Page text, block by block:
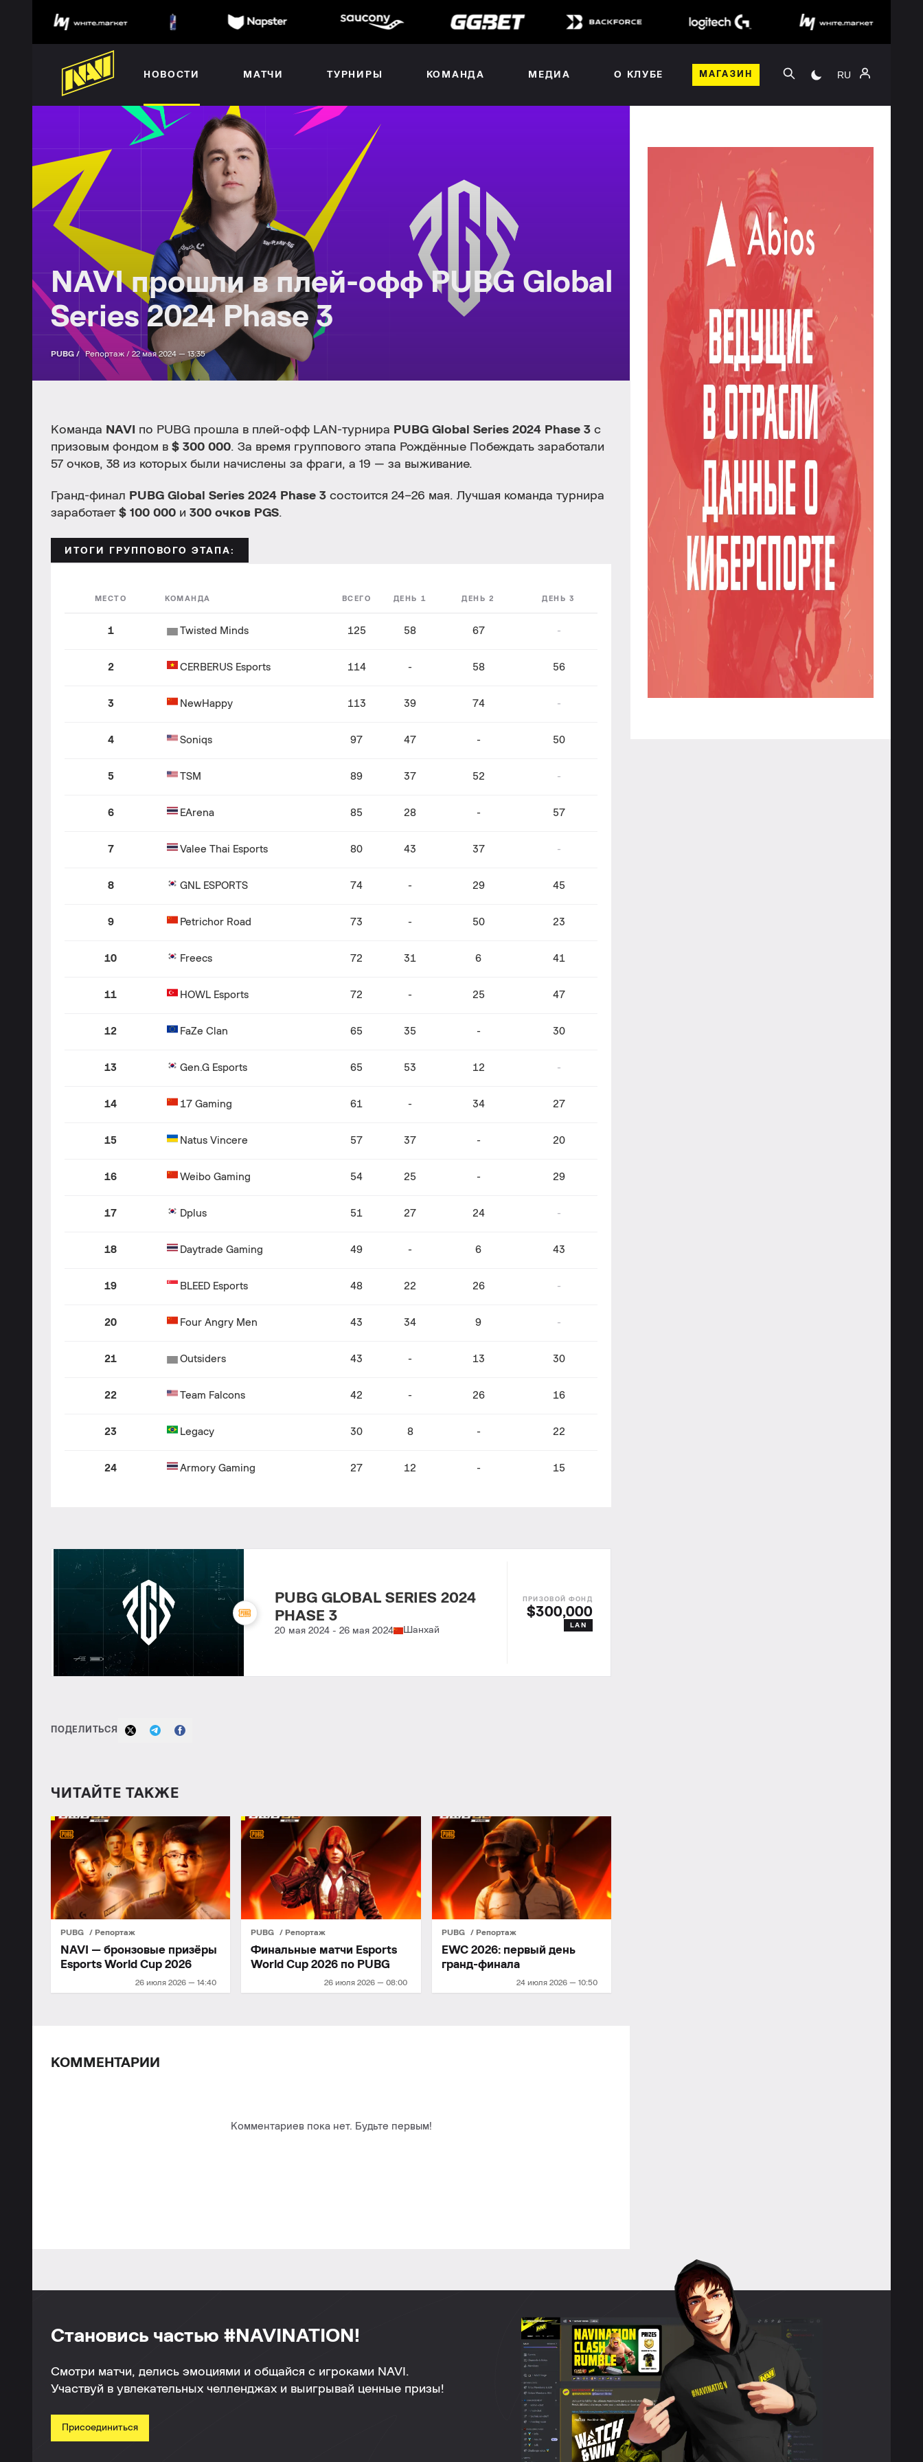
НОВОСТИ МАТЧИ ТУРНИРЫ КОМАНДА МЕДИА О КЛУБЕ МАГАЗИН RU
NAVI прошли в плей-офф PUBG Global
Series 2024 Phase 3
PUBG / Репортаж / 22 мая 2024 — 13:35
Команда NAVI по PUBG прошла в плей-офф LAN-турнира PUBG Global Series 2024 Phase 3 с
призовым фондом в $ 300 000. За время группового этапа Рождённые Побеждать заработали
57 очков, 38 из которых были начислены за фраги, а 19 — за выживание.
Гранд-финал PUBG Global Series 2024 Phase 3 состоится 24–26 мая. Лучшая команда турнира
заработает $ 100 000 и 300 очков PGS.
ИТОГИ ГРУППОВОГО ЭТАПА:
МЕСТО КОМАНДА ВСЕГО ДЕНЬ 1 ДЕНЬ 2 ДЕНЬ 3
1 Twisted Minds 125 58 67 -
2 CERBERUS Esports 114 - 58 56
3 NewHappy 113 39 74 -
4 Soniqs 97 47 - 50
5 TSM 89 37 52 -
6 EArena 85 28 - 57
7 Valee Thai Esports 80 43 37 -
8 GNL ESPORTS 74 - 29 45
9 Petrichor Road 73 - 50 23
10 Freecs 72 31 6 41
11 HOWL Esports 72 - 25 47
12 FaZe Clan 65 35 - 30
13 Gen.G Esports 65 53 12 -
14 17 Gaming 61 - 34 27
15 Natus Vincere 57 37 - 20
16 Weibo Gaming 54 25 - 29
17 Dplus 51 27 24 -
18 Daytrade Gaming 49 - 6 43
19 BLEED Esports 48 22 26 -
20 Four Angry Men 43 34 9 -
21 Outsiders 43 - 13 30
22 Team Falcons 42 - 26 16
23 Legacy 30 8 - 22
24 Armory Gaming 27 12 - 15
PUBG GLOBAL SERIES 2024
PHASE 3
20 мая 2024- 26 мая 2024 Шанхай
$300,000
LAN
ПОДЕЛИТЬСЯ
ЧИТАЙТЕ ТАКЖЕ
PUBG Репортаж
26 июля 2026 — 14:40
NAVI — бронзовые призёры
Esports World Cup 2026
PUBG Репортаж
26 июля 2026 — 08:00
Финальные матчи Esports
World Cup 2026 по PUBG
PUBG Репортаж
24 июля 2026 — 10:50
EWC 2026: первый день
гранд-финала
КОММЕНТАРИИ
Комментариев пока нет. Будьте первым!
Становись частью #NAVINATION!
Смотри матчи, делись эмоциями и общайся с игроками NAVI.
Участвуй в увлекательных челленджах и выигрывай ценные призы!
Присоединиться